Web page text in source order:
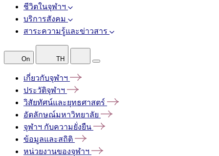
ชีวิตในจุฬาฯ
บริการสังคม
สาระความรู้และข่าวสาร
On TH
เกี่ยวกับจุฬาฯ
ประวัติจุฬาฯ
วิสัยทัศน์และยุทธศาสตร์
อัตลักษณ์มหาวิทยาลัย
จุฬาฯ กับความยั่งยืน
ข้อมูลและสถิติ
หน่วยงานของจุฬาฯ